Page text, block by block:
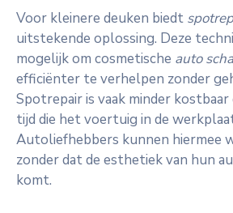
Voor kleinere deuken biedt
uitstekende oplossing. Deze
mogelijk om cosmetische auto
efficiënter te verhelpen zonder
Spotrepair is vaak minder
tijd die het voertuig in de
Autoliefhebbers kunnen hiermee
zonder dat de esthetiek van hun
komt.